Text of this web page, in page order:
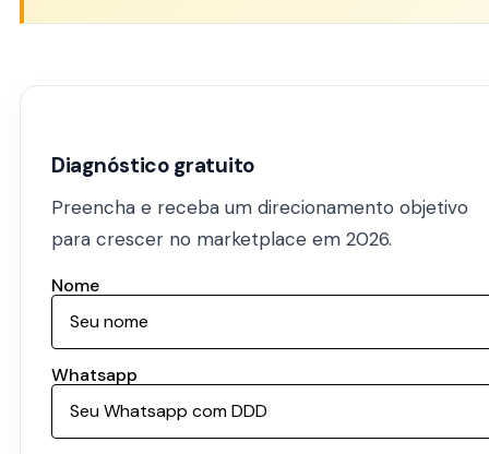
Diagnóstico gratuito
Preencha e receba um direcionamento objetivo
para crescer no marketplace em 2026.
Nome
Whatsapp